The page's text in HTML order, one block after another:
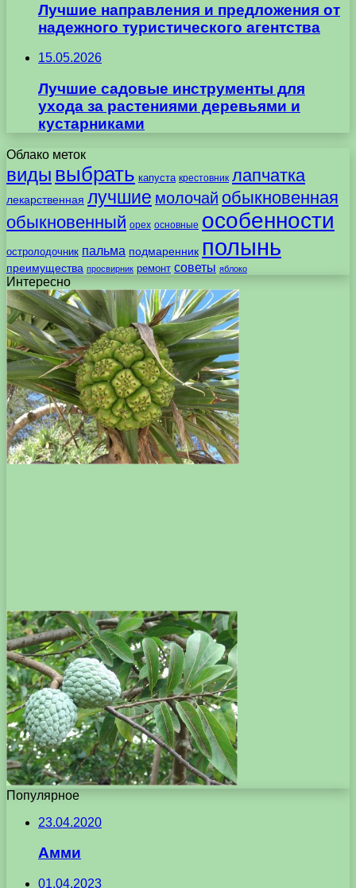
Лучшие направления и предложения от
надежного туристического агентства
15.05.2026
Лучшие садовые инструменты для
ухода за растениями деревьями и
кустарниками
Облако меток
виды выбрать капуста крестовник лапчатка
лекарственная лучшие молочай обыкновенная
обыкновенный орех основные особенности
остролодочник пальма подмаренник полынь
преимущества просвирник ремонт советы яблоко
Интересно
Популярное
23.04.2020
Амми
01.04.2023